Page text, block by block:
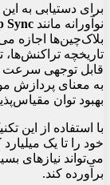
برای دستیابی به
نوآورانه مانند Sync
بلاک‌چین‌ها اجازه
تاریخچه تراکنش‌ها،
قابل توجهی سرعت
به معنای پردازش
بهبود توان
خود را تا یک
می‌تواند نیازهای
برآورده کند.